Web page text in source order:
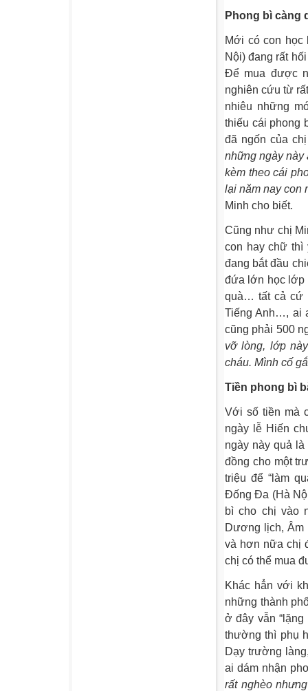
Phong bì càng
Mới có con học
Nội) đang rất
Để mua được
nghiên cứu từ
nhiêu những
thiếu cái phong
đã ngốn của
những ngày này
kèm theo cái
lại năm nay con
Minh cho biết.
Cũng như chị
con hay chữ thì
đang bắt đầu
đứa lớn học lớp
quà… tất cả cứ
Tiếng Anh…, ai
cũng phải 500
vỡ lòng, lớp
cháu. Mình cố
Tiền phong bì
Với số tiền mà
ngày lễ Hiến
ngày này quả
đồng cho một
triệu để “làm
Đống Đa (Hà
bì cho chị vào
Dương lịch, Âm
và hơn nữa chị
chị có thể mua
Khác hẳn với
những thành
ở đây vẫn
thường thì phụ
Dạy trường
ai dám nhận
rất nghèo